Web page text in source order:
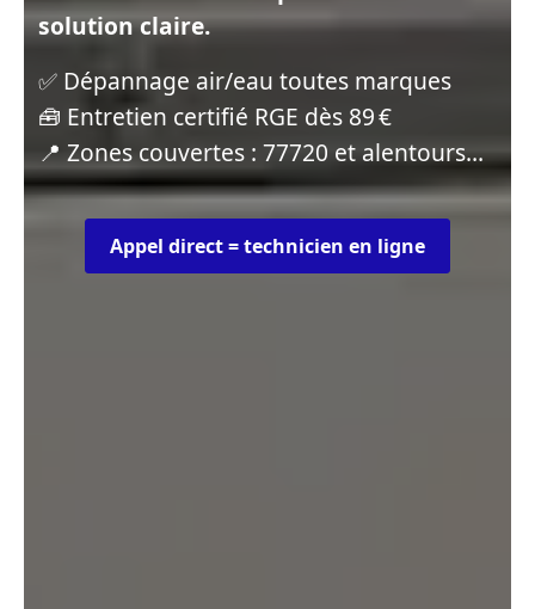
solution claire.
✅ Dépannage air/eau toutes marques
🧰 Entretien certifié RGE dès 89 €
📍 Zones couvertes : 77720 et alentours…
Appel direct = technicien en ligne